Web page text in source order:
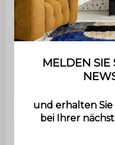
Garantie
Montage
Mit Schubladen